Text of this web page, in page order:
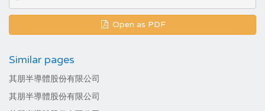
Open as PDF
Similar pages
其朋半導體股份有限公司
其朋半導體股份有限公司